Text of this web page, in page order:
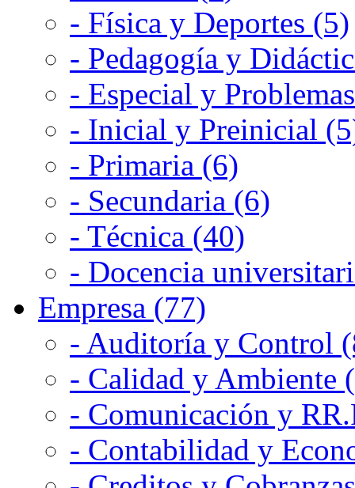
- Física y Deportes (5)
- Pedagogía y
- Especial y
- Inicial y Preinicial
- Primaria (6)
- Secundaria (6)
- Técnica (40)
- Docencia
Empresa (77)
- Auditoría y Control
- Calidad y Ambiente
- Comunicación y
- Contabilidad y